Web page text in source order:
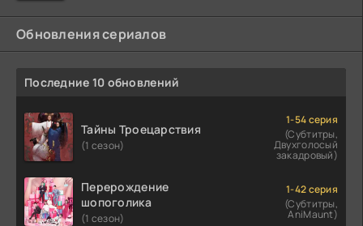
Обновления сериалов
Последние 10 обновлений
Тайны Троецарствия
(1 сезон)
1-54 серия
(Субтитры,
Двухголосый
закадровый)
Перерождение
шопоголика
(1 сезон)
1-42 серия
(Субтитры,
AniMaunt)